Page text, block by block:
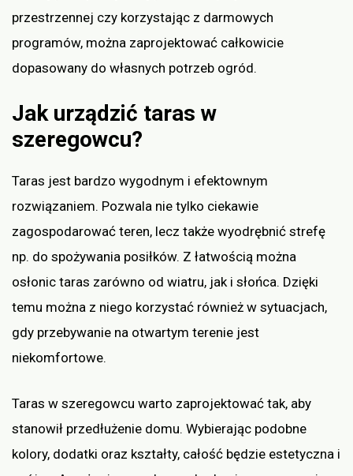
przestrzennej czy korzystając z darmowych
programów, można zaprojektować całkowicie
dopasowany do własnych potrzeb ogród.
Jak urządzić taras w
szeregowcu?
Taras jest bardzo wygodnym i efektownym
rozwiązaniem. Pozwala nie tylko ciekawie
zagospodarować teren, lecz także wyodrębnić strefę
np. do spożywania posiłków. Z łatwością można
osłonic taras zarówno od wiatru, jak i słońca. Dzięki
temu można z niego korzystać również w sytuacjach,
gdy przebywanie na otwartym terenie jest
niekomfortowe.
Taras w szeregowcu warto zaprojektować tak, aby
stanowił przedłużenie domu. Wybierając podobne
kolory, dodatki oraz kształty, całość będzie estetyczna i